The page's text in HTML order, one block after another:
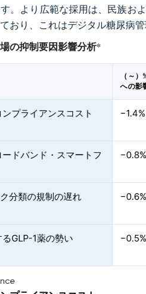
。より広範な採用は、民族お
おり、これはデジタル糖尿病
の抑制要因影響分析*
（～
への影
プライアンスコスト −1.4%
ドバンド・スマートフ
−0.8%
分類の規制の遅れ −0.6%
GLP-1薬の勢い −0.5%